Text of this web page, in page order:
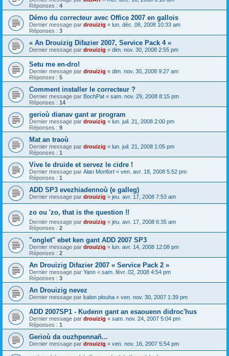
Réponses : 4
Démo du correcteur avec Office 2007 en gallois
Dernier message par drouizig « lun. déc. 08, 2008 10:33 am
Réponses : 3
« An Drouizig Difazier 2007, Service Pack 4 »
Dernier message par drouizig « dim. nov. 30, 2008 2:55 pm
Setu me en-dro!
Dernier message par drouizig « dim. nov. 30, 2008 9:27 am
Réponses : 5
Comment installer le correcteur ?
Dernier message par BochPat « sam. nov. 29, 2008 8:15 pm
Réponses : 14
gerioù dianav gant ar program
Dernier message par drouizig « lun. juil. 21, 2008 2:00 pm
Réponses : 9
Mat an traoù
Dernier message par drouizig « lun. juil. 21, 2008 1:05 pm
Réponses : 1
Vive le druide et servez le cidre !
Dernier message par Alan Monfort « ven. avr. 18, 2008 5:52 pm
Réponses : 1
ADD SP3 evezhiadennoù (e galleg)
Dernier message par drouizig « jeu. avr. 17, 2008 7:53 am
zo ou 'zo, that is the question !!
Dernier message par drouizig « jeu. avr. 17, 2008 6:35 am
Réponses : 2
"onglet" ebet ken gant ADD 2007 SP3
Dernier message par drouizig « lun. avr. 14, 2008 12:08 pm
Réponses : 2
An Drouizig Difazier 2007 « Service Pack 2 »
Dernier message par Yann « sam. févr. 02, 2008 4:54 pm
Réponses : 3
An Drouizig nevez
Dernier message par kalon plouha « ven. nov. 30, 2007 1:39 pm
ADD 2007SP1 - Kudenn gant an esaouenn didroc'hus
Dernier message par drouizig « sam. nov. 24, 2007 5:04 pm
Réponses : 1
Gerioù da ouzhpennañ...
Dernier message par drouizig « ven. nov. 16, 2007 5:54 pm